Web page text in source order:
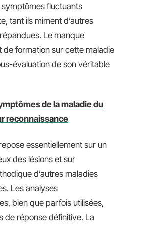
symptômes fluctuants
tant ils miment d’autres
Le manque
de formation sur cette maladie
évaluation de son véritable
de la maladie du
reconnaissance
repose essentiellement sur un
des lésions et sur
d’autres maladies
Les analyses
bien que parfois utilisées,
de réponse définitive. La